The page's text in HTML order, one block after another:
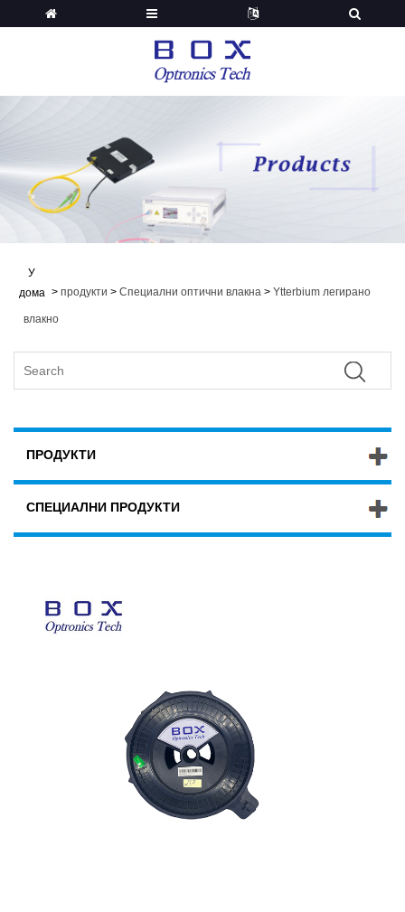
У
дома > продукти > Специални оптични влакна > Ytterbium легирано
влакно
ПРОДУКТИ
СПЕЦИАЛНИ ПРОДУКТИ